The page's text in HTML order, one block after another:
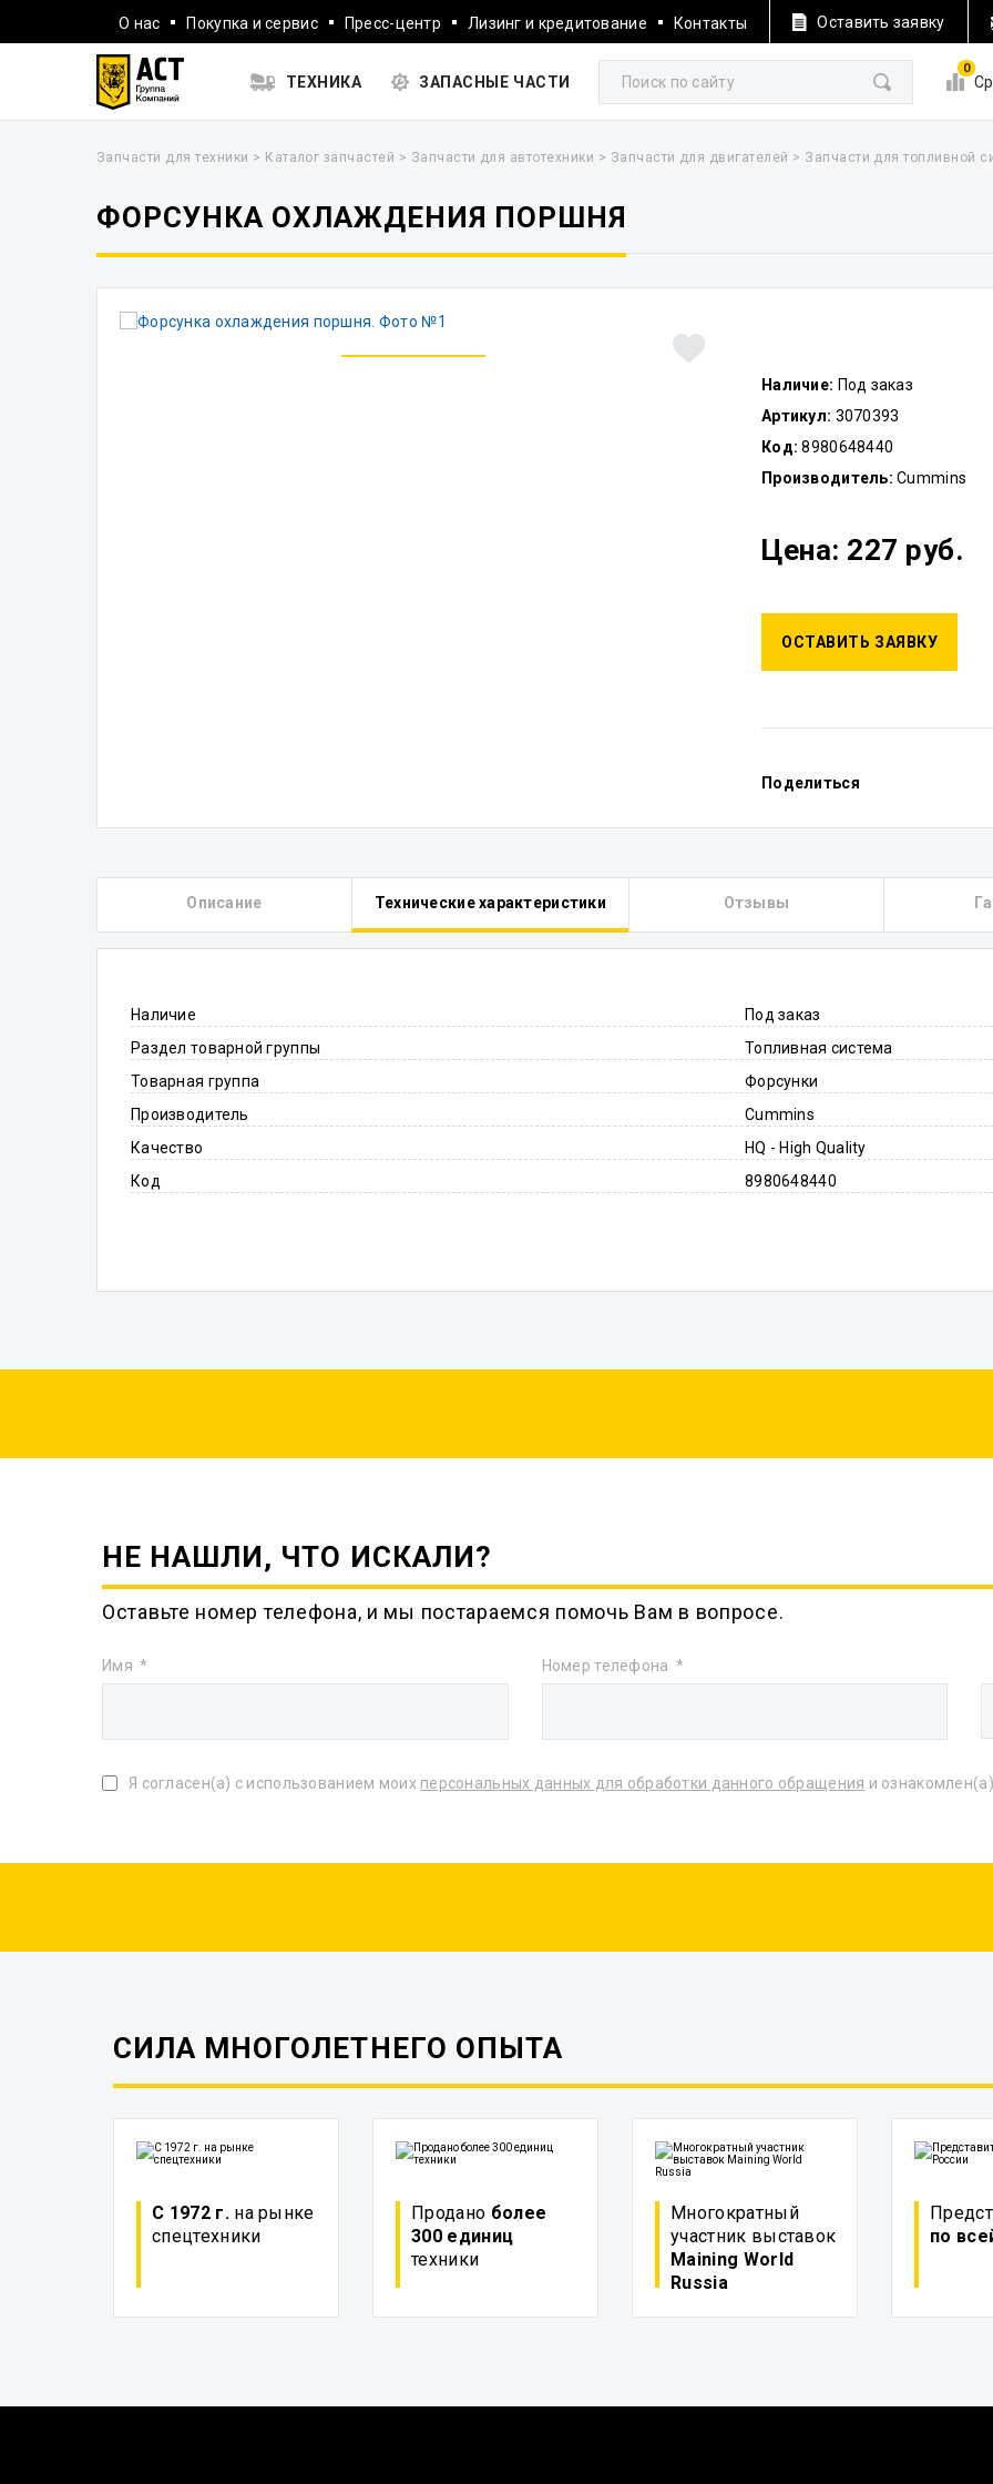
О нас Покупка и сервис Пресс-центр Лизинг и кредитование Контакты Оставить заявку
ТЕХНИКА ЗАПАСНЫЕ ЧАСТИ
0
Запчасти для техники > Каталог запчастей > Запчасти для автотехники > Запчасти для двигателей > Запчасти для топливной
ФОРСУНКА ОХЛАЖДЕНИЯ ПОРШНЯ
Наличие: Под заказ
Артикул: 3070393
Код: 8980648440
Производитель: Cummins
Цена: 227 руб.
ОСТАВИТЬ ЗАЯВКУ
Поделиться
Описание Технические характеристики Отзывы
Наличие
Под заказ
Раздел товарной группы
Топливная система
Товарная группа
Форсунки
Производитель
Cummins
Качество
HQ - High Quality
Код
8980648440
НЕ НАШЛИ, ЧТО ИСКАЛИ?
Оставьте номер телефона, и мы постараемся помочь Вам в вопросе.
Имя Номер телефона
Я согласен(а) с использованием моих персональных данных для обработки данного обращения и
СИЛА МНОГОЛЕТНЕГО ОПЫТА
С 1972 г.на рынке
спецтехники
Продано более
300 единиц
техники
Многократный
участник выставок
Maining World
Russia
по